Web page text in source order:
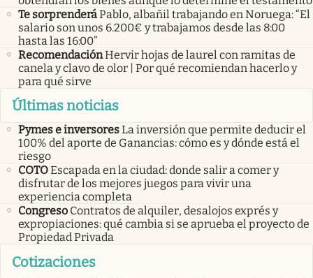
Te sorprenderáPablo, albañil trabajando en Noruega: “El
salario son unos 6.200€ y trabajamos desde las 8:00
hasta las 16:00”
RecomendaciónHervir hojas de laurel con ramitas de
canela y clavo de olor | Por qué recomiendan hacerlo y
para qué sirve
Últimas noticias
Pymes e inversoresLa inversión que permite deducir el
100% del aporte de Ganancias: cómo es y dónde está el
riesgo
COTOEscapada en la ciudad: donde salir a comer y
disfrutar de los mejores juegos para vivir una
experiencia completa
Congreso Contratos de alquiler, desalojos exprés y
expropiaciones: qué cambia si se aprueba el proyecto de
Propiedad Privada
Cotizaciones